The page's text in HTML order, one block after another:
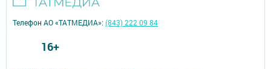
Телефон АО «ТАТМЕДИА»:(843) 222 09 84
16+